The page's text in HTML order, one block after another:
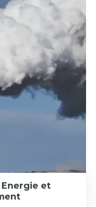
et